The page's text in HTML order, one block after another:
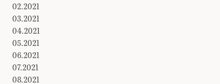
02.2021
03.2021
04.2021
05.2021
06.2021
07.2021
08.2021